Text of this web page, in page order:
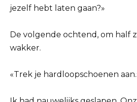
jezelf hebt laten gaan?»
De volgende ochtend, om half
wakker.
«Trek je hardloopschoenen